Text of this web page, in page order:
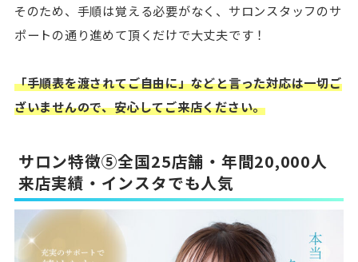
そのため、手順は覚える必要がなく、サロンスタッフのサ
ポートの通り進めて頂くだけで大丈夫です！
「手順表を渡されてご自由に」などと言った対応は一切ご
ざいませんので、安心してご来店ください。
サロン特徴⑤全国25店舗・年間20,000人
来店実績・インスタでも人気